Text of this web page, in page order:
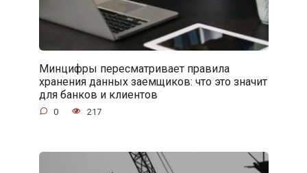
Минцифры пересматривает правила
хранения данных заемщиков: что это значит
для банков и клиентов
0 217